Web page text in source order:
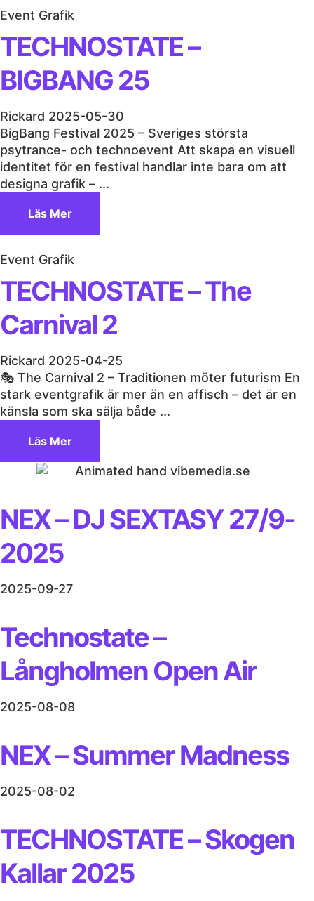
Event Grafik
TECHNOSTATE –
BIGBANG 25
Rickard 2025-05-30
BigBang Festival 2025 – Sveriges största
psytrance- och technoevent Att skapa en visuell
identitet för en festival handlar inte bara om att
designa grafik – ...
Läs Mer
Event Grafik
TECHNOSTATE – The
Carnival 2
Rickard 2025-04-25
🎭 The Carnival 2 – Traditionen möter futurism En
stark eventgrafik är mer än en affisch – det är en
känsla som ska sälja både ...
Läs Mer
NEX – DJ SEXTASY 27/9-
2025
2025-09-27
Technostate –
Långholmen Open Air
2025-08-08
NEX – Summer Madness
2025-08-02
TECHNOSTATE – Skogen
Kallar 2025